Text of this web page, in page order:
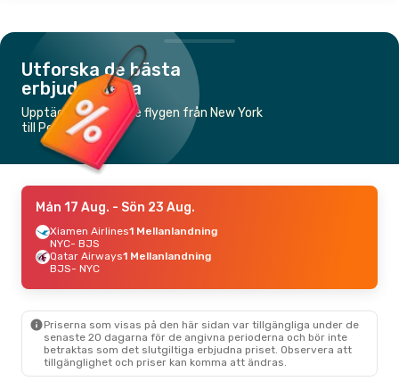
Utforska de bästa
erbjudandena
Upptäck de billigaste flygen från New York
till Peking
Mån 17 Aug. - Sön 23 Aug.
Xiamen Airlines1 Mellanlandning
NYC- BJS
Qatar Airways1 Mellanlandning
BJS- NYC
Priserna som visas på den här sidan var tillgängliga under de
senaste 20 dagarna för de angivna perioderna och bör inte
betraktas som det slutgiltiga erbjudna priset. Observera att
tillgänglighet och priser kan komma att ändras.